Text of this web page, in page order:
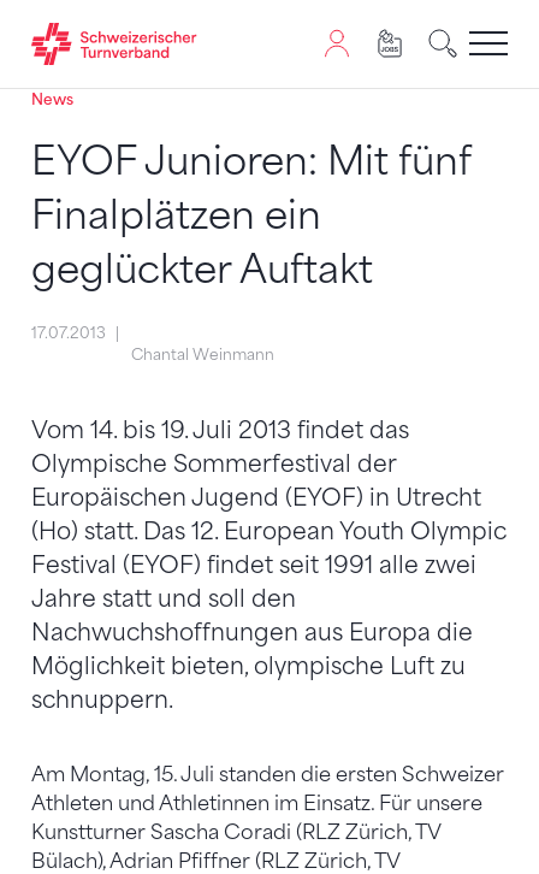
Zum Inhalt springen
Zur Sitemap navigieren
Zum Navigieren dieser Seite wird JavaScript benötigt.
News
EYOF Junioren: Mit fünf
Finalplätzen ein
geglückter Auftakt
17.07.2013
Chantal Weinmann
Vom 14. bis 19. Juli 2013 findet das
Olympische Sommerfestival der
Europäischen Jugend (EYOF) in Utrecht
(Ho) statt. Das 12. European Youth Olympic
Festival (EYOF) findet seit 1991 alle zwei
Jahre statt und soll den
Nachwuchshoffnungen aus Europa die
Möglichkeit bieten, olympische Luft zu
schnuppern.
Am Montag, 15. Juli standen die ersten Schweizer
Athleten und Athletinnen im Einsatz. Für unsere
Kunstturner Sascha Coradi (RLZ Zürich, TV
Bülach), Adrian Pfiffner (RLZ Zürich, TV